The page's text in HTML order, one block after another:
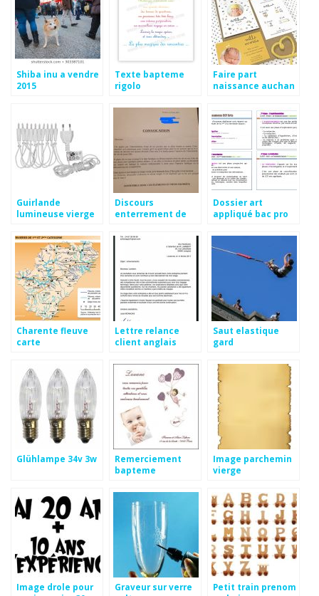
Shiba inu a vendre
2015
Texte bapteme
rigolo
Faire part
naissance auchan
Guirlande
lumineuse vierge
Discours
enterrement de
Dossier art
appliqué bac pro
Charente fleuve
carte
Lettre relance
client anglais
Saut elastique
gard
Glühlampe 34v 3w
Remerciement
bapteme
Image parchemin
vierge
Image drole pour
Graveur sur verre
Petit train prenom